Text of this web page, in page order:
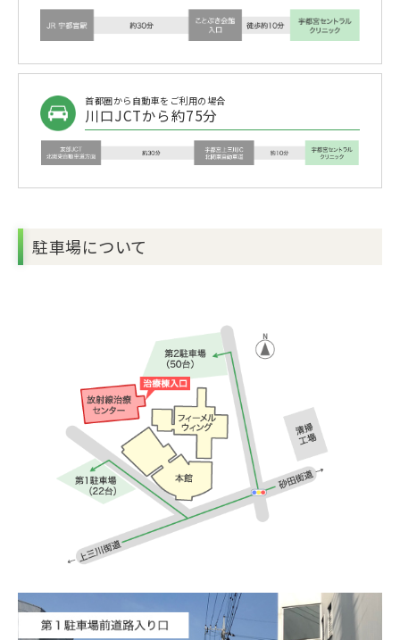
首都圏から自動車をご利用の場合
川口JCTから約75分
駐車場について